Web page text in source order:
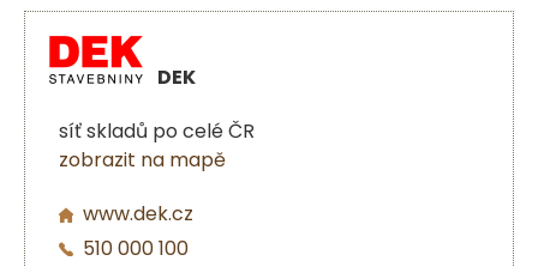
DEK
síť skladů po celé ČR
zobrazit na mapě
www.dek.cz
510 000 100